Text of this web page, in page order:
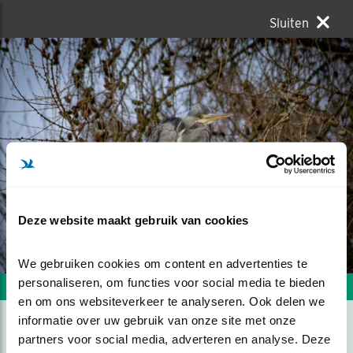
Deze website maakt gebruik van cookies
We gebruiken cookies om content en advertenties te
personaliseren, om functies voor social media te bieden
en om ons websiteverkeer te analyseren. Ook delen we
informatie over uw gebruik van onze site met onze
partners voor social media, adverteren en analyse. Deze
Sluiten
Volgende foto Vorige foto